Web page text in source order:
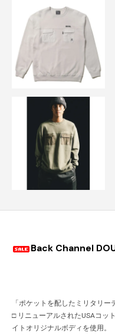
Back Channel
「ポケットを配したミリタリー
□ リニューアルされたUSAコッ
イトオリジナルボディを使用。